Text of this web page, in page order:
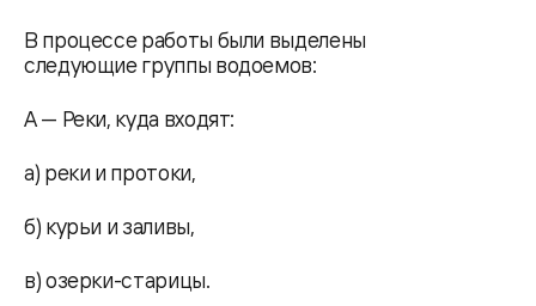
В процессе работы были выделены
следующие группы водоемов:
А — Реки, куда входят:
а) реки и протоки,
б) курьи и заливы,
в) озерки-старицы.